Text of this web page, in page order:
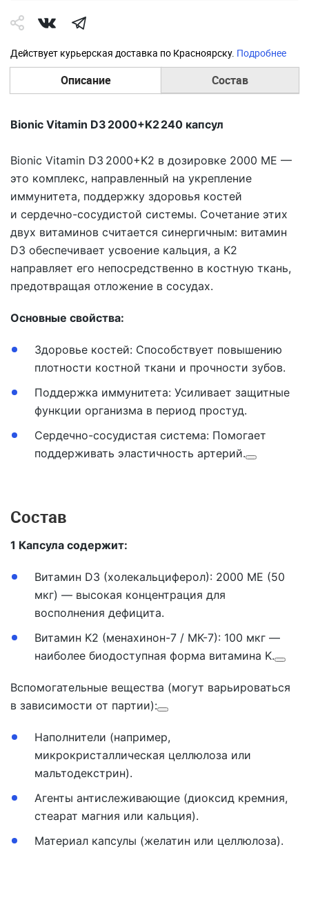
Действует курьерская доставка по Красноярску. Подробнее
Описание Состав
Bionic Vitamin D3 2000+K2 240 капсул
Bionic Vitamin D3 2000+K2 в дозировке 2000 МЕ —
это комплекс, направленный на укрепление
иммунитета, поддержку здоровья костей
и сердечно-сосудистой системы. Сочетание этих
двух витаминов считается синергичным: витамин
D3 обеспечивает усвоение кальция, а K2
направляет его непосредственно в костную ткань,
предотвращая отложение в сосудах.
Основные свойства:
Здоровье костей: Способствует повышению
плотности костной ткани и прочности зубов.
Поддержка иммунитета: Усиливает защитные
функции организма в период простуд.
Сердечно-сосудистая система: Помогает
поддерживать эластичность артерий.
Состав
1 Капсула содержит:
Витамин D3 (холекальциферол): 2000 МЕ (50
мкг) — высокая концентрация для
восполнения дефицита.
Витамин K2 (менахинон-7 / MK-7): 100 мкг —
наиболее биодоступная форма витамина K.
Вспомогательные вещества (могут варьироваться
в зависимости от партии):
Наполнители (например,
микрокристаллическая целлюлоза или
мальтодекстрин).
Агенты антислеживающие (диоксид кремния,
стеарат магния или кальция).
Материал капсулы (желатин или целлюлоза).